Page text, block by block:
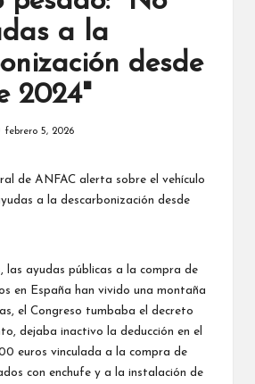
a la
desde
2024"
febrero 5, 2026
las ayudas públicas a la compra de
en España han vivido una montaña
el Congreso tumbaba el decreto
dejaba inactivo la deducción en el
euros vinculada a la compra de
con enchufe y a la instalación de